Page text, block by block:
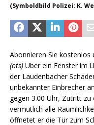
(Symboldbild Polizei: K.
Abonnieren Sie kostenlos
(ots) Über ein Fenster im
der Laudenbacher
unbekannter Einbrecher
gegen 3.00 Uhr, Zutritt
vermutlich alle
öffnetet er die Tür zum